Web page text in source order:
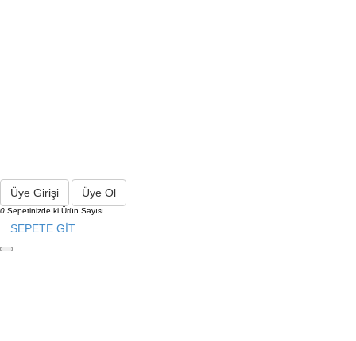
Üye Girişi Üye Ol
0 Sepetinizde ki Ürün Sayısı
SEPETE GİT